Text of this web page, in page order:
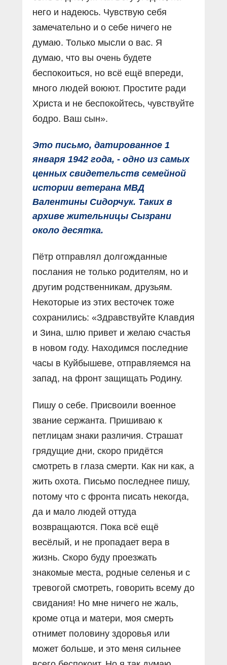
него и надеюсь. Чувствую себя
замечательно и о себе ничего не
думаю. Только мысли о вас. Я
думаю, что вы очень будете
беспокоиться, но всё ещё впереди,
много людей воюют. Простите ради
Христа и не беспокойтесь, чувствуйте
бодро. Ваш сын».
Это письмо, датированное 1
января 1942 года, - одно из самых
ценных свидетельств семейной
истории ветерана МВД
Валентины Сидорчук. Таких в
архиве жительницы Сызрани
около десятка.
Пётр отправлял долгожданные
послания не только родителям, но и
другим родственникам, друзьям.
Некоторые из этих весточек тоже
сохранились: «Здравствуйте Клавдия
и Зина, шлю привет и желаю счастья
в новом году. Находимся последние
часы в Куйбышеве, отправляемся на
запад, на фронт защищать Родину.
Пишу о себе. Присвоили военное
звание сержанта. Пришиваю к
петлицам знаки различия. Страшат
грядущие дни, скоро придётся
смотреть в глаза смерти. Как ни как, а
жить охота. Письмо последнее пишу,
потому что с фронта писать некогда,
да и мало людей оттуда
возвращаются. Пока всё ещё
весёлый, и не пропадает вера в
жизнь. Скоро буду проезжать
знакомые места, родные селенья и с
тревогой смотреть, говорить всему до
свидания! Но мне ничего не жаль,
кроме отца и матери, моя смерть
отнимет половину здоровья или
может больше, и это меня сильнее